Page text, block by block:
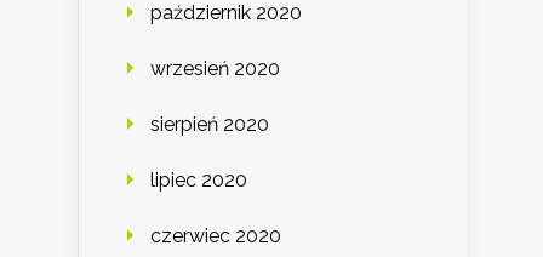
październik 2020
wrzesień 2020
sierpień 2020
lipiec 2020
czerwiec 2020